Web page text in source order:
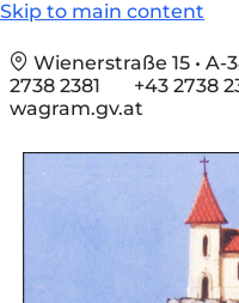
Skip to main content
Wienerstraße 15 • A-
2738 2381
+43 2738
wagram.gv.at